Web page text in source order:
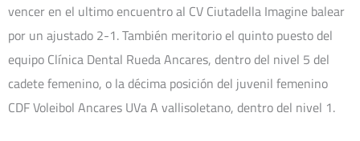
vencer en el ultimo encuentro al CV Ciutadella Imagine balear
por un ajustado 2-1. También meritorio el quinto puesto del
equipo Clínica Dental Rueda Ancares, dentro del nivel 5 del
cadete femenino, o la décima posición del juvenil femenino
CDF Voleibol Ancares UVa A vallisoletano, dentro del nivel 1.